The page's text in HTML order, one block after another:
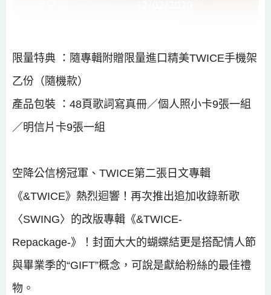
限量特典 ：隨專輯附贈限量進口精美TWICE手機架
乙份（隨機款）
產品包裝 ：48頁歌詞寫真冊／個人照小卡9張一組
／明信片卡9張一組
空降公信榜冠軍、TWICE第二張日文專輯
《&TWICE》熱烈迴響！再次推出追加收錄新歌
〈SWING〉的改版專輯《&TWICE-
Repackage-》！封面大大的蝴蝶結更是搭配情人節
與畢業季的“GIFT”概念，可說是獻給粉絲的最佳禮
物。